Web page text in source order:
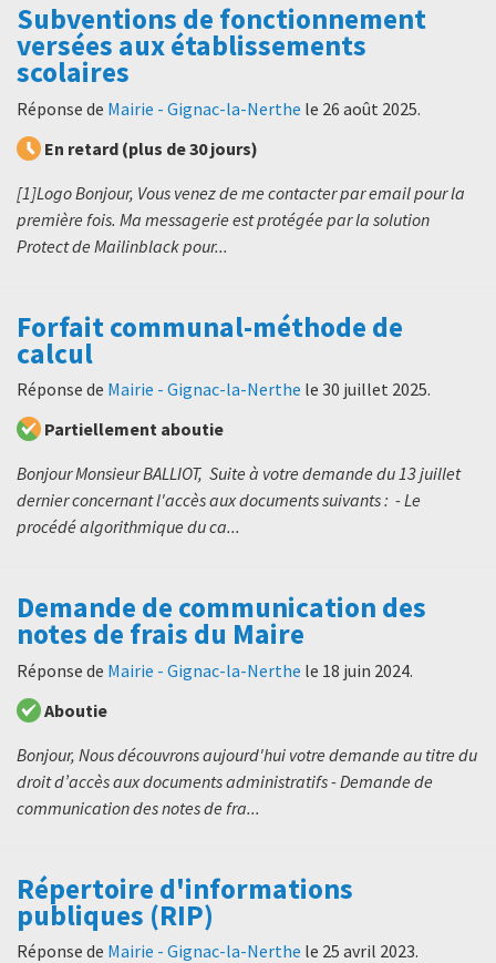
Subventions de fonctionnement
versées aux établissements
scolaires
Réponse de Mairie - Gignac-la-Nerthe le 26 août 2025.
En retard (plus de 30 jours)
[1]Logo Bonjour, Vous venez de me contacter par email pour la
première fois. Ma messagerie est protégée par la solution
Protect de Mailinblack pour...
Forfait communal-méthode de
calcul
Réponse de Mairie - Gignac-la-Nerthe le 30 juillet 2025.
Partiellement aboutie
Bonjour Monsieur BALLIOT, Suite à votre demande du 13 juillet
dernier concernant l'accès aux documents suivants : - Le
procédé algorithmique du ca...
Demande de communication des
notes de frais du Maire
Réponse de Mairie - Gignac-la-Nerthe le 18 juin 2024.
Aboutie
Bonjour, Nous découvrons aujourd'hui votre demande au titre du
droit d’accès aux documents administratifs - Demande de
communication des notes de fra...
Répertoire d'informations
publiques (RIP)
Réponse de Mairie - Gignac-la-Nerthe le 25 avril 2023.